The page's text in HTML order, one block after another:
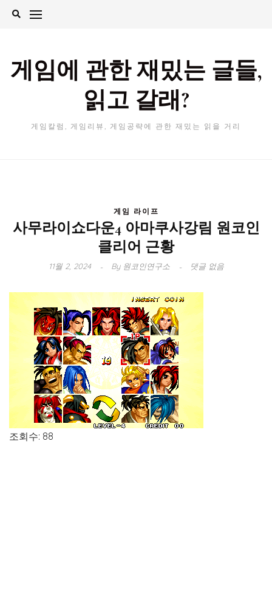
Skip
게임에 관한 재밌는 글들,
읽고 갈래?
게임칼럼, 게임리뷰, 게임공략에 관한 재밌는 읽을 거리
게임 라이프
사무라이쇼다운4 아마쿠사강림 원코인
클리어 근황
11월 2, 2024 By원코인연구소 댓글 없음
조회수: 88